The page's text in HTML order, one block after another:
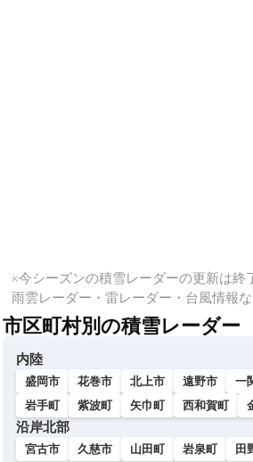
※今シーズンの積雪レーダーの更新は終
雨雲レーダー・雷レーダー・台風情報
市区町村別の積雪レーダー
内陸
盛岡市 花巻市 北上市 遠野市 一
岩手町
紫波町 矢巾町 西和賀町
沿岸北部
宮古市 久慈市 山田町 岩泉町 田